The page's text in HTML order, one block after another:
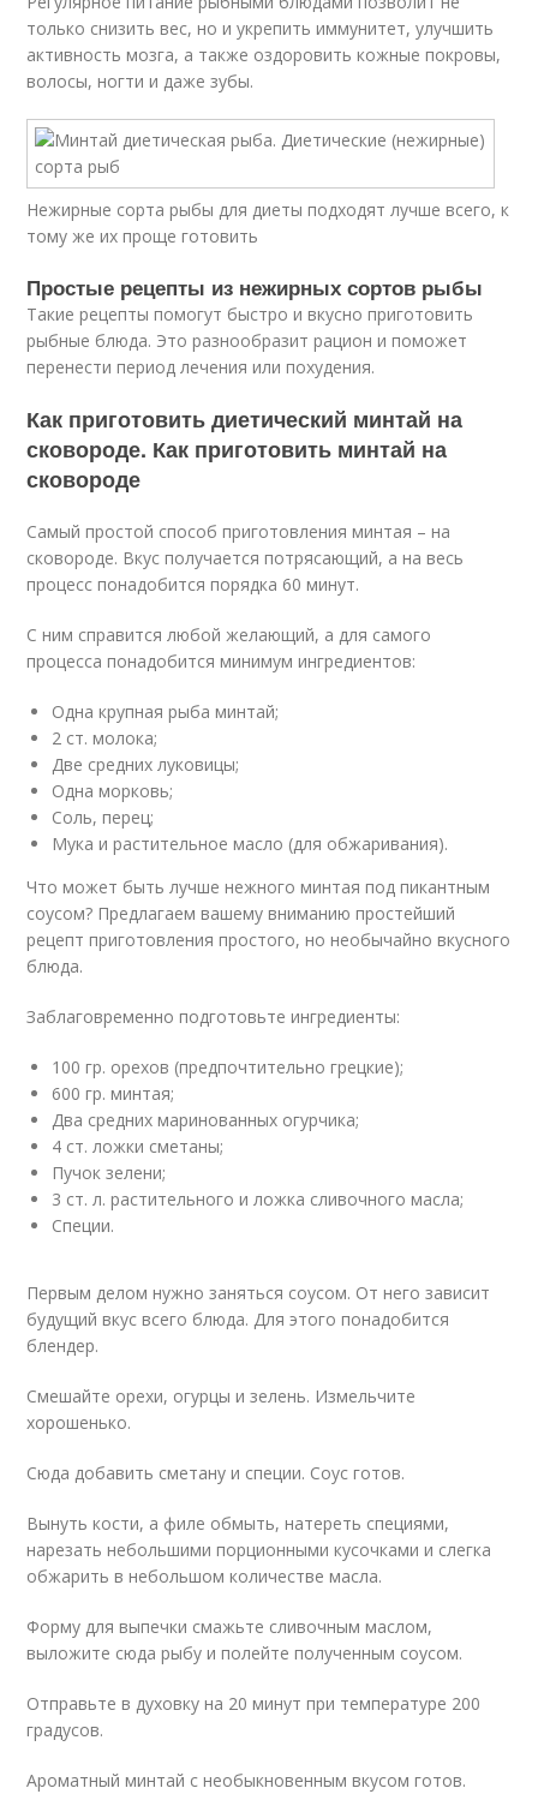
только снизить вес, но и укрепить иммунитет, улучшить
активность мозга, а также оздоровить кожные покровы,
волосы, ногти и даже зубы.
Нежирные сорта рыбы для диеты подходят лучше всего, к
тому же их проще готовить
Простые рецепты из нежирных сортов рыбы
Такие рецепты помогут быстро и вкусно приготовить
рыбные блюда. Это разнообразит рацион и поможет
перенести период лечения или похудения.
Как приготовить диетический минтай на
сковороде. Как приготовить минтай на
сковороде
Самый простой способ приготовления минтая – на
сковороде. Вкус получается потрясающий, а на весь
процесс понадобится порядка 60 минут.
С ним справится любой желающий, а для самого
процесса понадобится минимум ингредиентов:
Одна крупная рыба минтай;
2 ст. молока;
Две средних луковицы;
Одна морковь;
Соль, перец;
Мука и растительное масло (для обжаривания).
Что может быть лучше нежного минтая под пикантным
соусом? Предлагаем вашему вниманию простейший
рецепт приготовления простого, но необычайно вкусного
блюда.
Заблаговременно подготовьте ингредиенты:
100 гр. орехов (предпочтительно грецкие);
600 гр. минтая;
Два средних маринованных огурчика;
4 ст. ложки сметаны;
Пучок зелени;
3 ст. л. растительного и ложка сливочного масла;
Специи.
Первым делом нужно заняться соусом. От него зависит
будущий вкус всего блюда. Для этого понадобится
блендер.
Смешайте орехи, огурцы и зелень. Измельчите
хорошенько.
Сюда добавить сметану и специи. Соус готов.
Вынуть кости, а филе обмыть, натереть специями,
нарезать небольшими порционными кусочками и слегка
обжарить в небольшом количестве масла.
Форму для выпечки смажьте сливочным маслом,
выложите сюда рыбу и полейте полученным соусом.
Отправьте в духовку на 20 минут при температуре 200
градусов.
Ароматный минтай с необыкновенным вкусом готов.